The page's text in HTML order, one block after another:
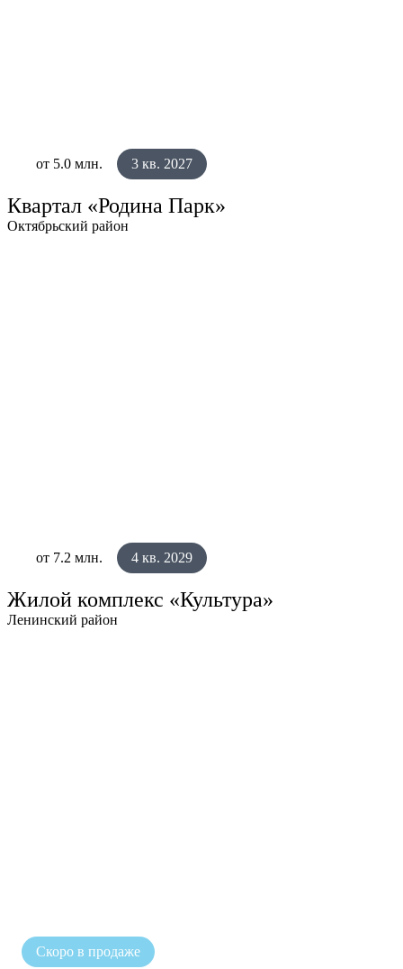
от 5.0 млн. 3 кв. 2027
Квартал «Родина Парк»
Октябрьский район
от 7.2 млн. 4 кв. 2029
Жилой комплекс «Культура»
Ленинский район
Скоро в продаже